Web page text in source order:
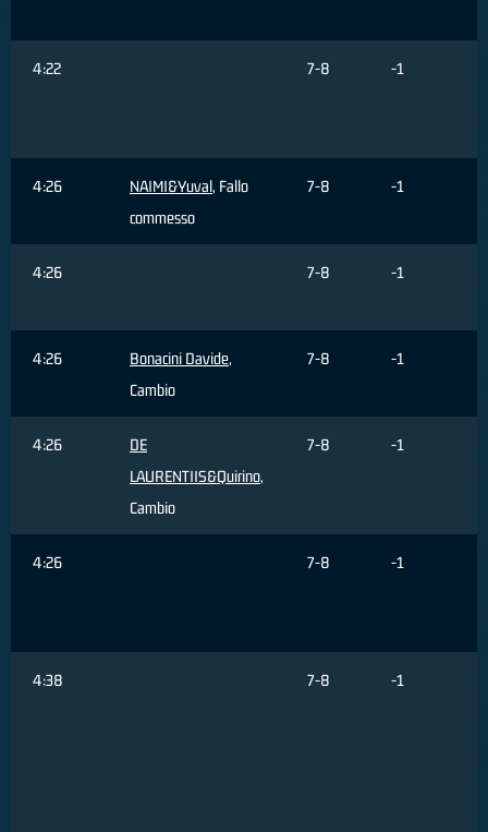
4:22 7-8 -1
4:26 NAIMI&Yuval, Fallo
commesso
7-8 -1
4:26 7-8 -1
4:26 Bonacini Davide,
Cambio
7-8 -1
4:26
DE
LAURENTIIS&Quirino,
Cambio
7-8 -1
4:26 7-8 -1
4:38 7-8 -1